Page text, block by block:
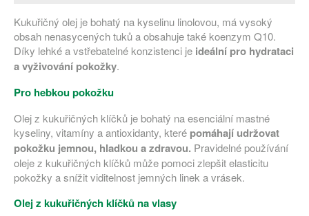
Kukuřičný olej je bohatý na kyselinu linolovou, má vysoký
obsah nenasycených tuků a obsahuje také koenzym Q10.
Díky lehké a vstřebatelné konzistenci je ideální pro hydrataci
a vyživování pokožky.
Pro hebkou pokožku
Olej z kukuřičných klíčků je bohatý na esenciální mastné
kyseliny, vitamíny a antioxidanty, které pomáhají udržovat
pokožku jemnou, hladkou a zdravou. Pravidelné používání
oleje z kukuřičných klíčků může pomoci zlepšit elasticitu
pokožky a snížit viditelnost jemných linek a vrásek.
Olej z kukuřičných klíčků na vlasy